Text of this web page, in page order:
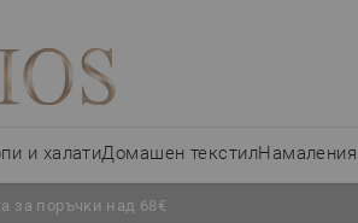
и халатиДомашен текстилНамаления
за поръчки над 68€